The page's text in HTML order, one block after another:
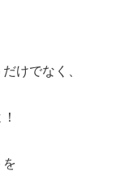
けでなく、
を